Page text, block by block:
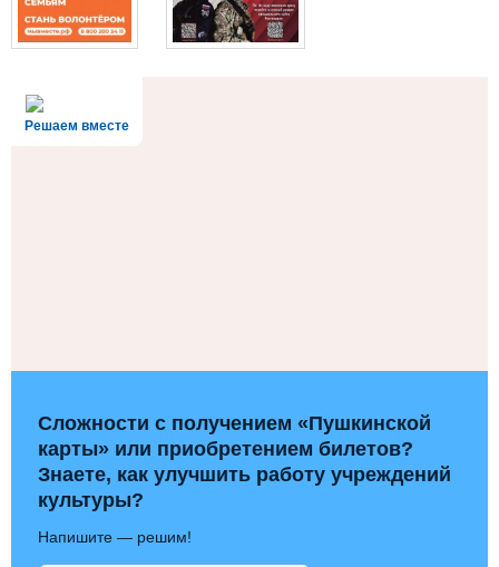
Решаем вместе
Сложности с получением «Пушкинской
карты» или приобретением билетов?
Знаете, как улучшить работу учреждений
культуры?
Напишите — решим!